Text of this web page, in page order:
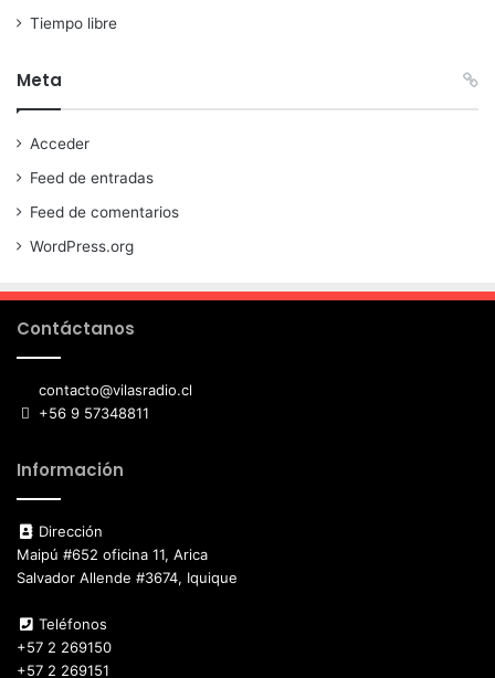
Tiempo libre
Meta
Acceder
Feed de entradas
Feed de comentarios
WordPress.org
Contáctanos
contacto@vilasradio.cl
+56 9 57348811
Información
Dirección
Maipú #652 oficina 11, Arica
Salvador Allende #3674, Iquique
Teléfonos
+57 2 269150
+57 2 269151